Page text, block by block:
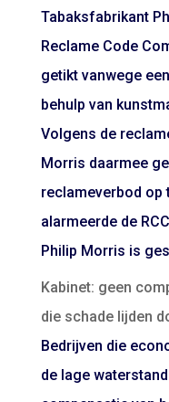
Tabaksfabrikant
Reclame Code
getikt vanwege
behulp van
Volgens de
Morris daarmee
reclameverbod op
alarmeerde de
Philip Morris is
Kabinet: geen
die schade lijden
Bedrijven die
de lage